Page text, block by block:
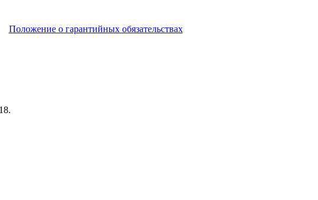
Положение о гарантийных обязательствах